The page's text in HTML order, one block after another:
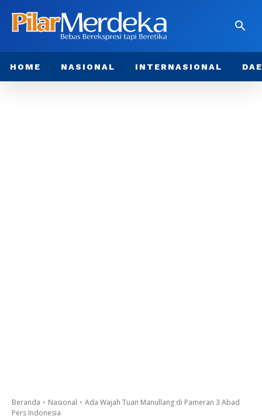
HOME NASIONAL INTERNASIONAL
Beranda Nasional
Ada Wajah Tuan Manullang di Pameran 3 Abad
Pers Indonesia